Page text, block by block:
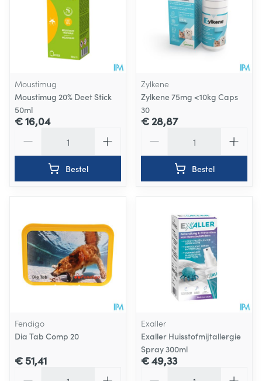
Moustimug
Moustimug 20% Deet Stick
50ml
€ 16,04
Bestel
Zylkene
Zylkene 75mg <10kg Caps
30
€ 28,87
Bestel
Fendigo
Dia Tab Comp 20
€ 51,41
Exaller
Exaller Huisstofmijtallergie
Spray 300ml
€ 49,33